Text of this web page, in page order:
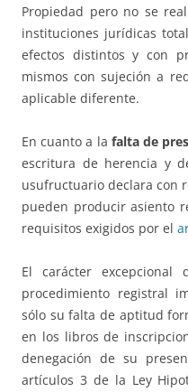
Propiedad pero no se
instituciones jurídicas
efectos distintos y con
mismos con sujeción a
aplicable diferente.
En cuanto a la falta de
escritura de herencia y
usufructuario declara con
pueden producir asiento
requisitos exigidos por el
El carácter
procedimiento registral
sólo su falta de aptitud
en los libros de
denegación de su
artículos 3 de la Ley